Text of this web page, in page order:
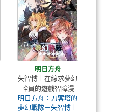
明日方舟
失智博士在線求夢幻
幹員的遊戲智障漫
明日方舟：刀客塔的
夢幻戰隊－失智博士